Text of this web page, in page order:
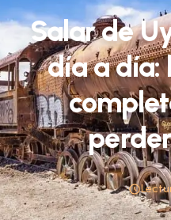
Salar de
día a día:
•